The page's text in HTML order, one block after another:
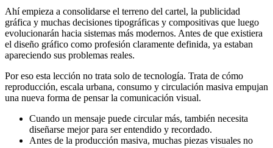
Ahí empieza a consolidarse el terreno del cartel, la publicidad
gráfica y muchas decisiones tipográficas y compositivas que luego
evolucionarán hacia sistemas más modernos. Antes de que existiera
el diseño gráfico como profesión claramente definida, ya estaban
apareciendo sus problemas reales.
Por eso esta lección no trata solo de tecnología. Trata de cómo
reproducción, escala urbana, consumo y circulación masiva empujan
una nueva forma de pensar la comunicación visual.
Cuando un mensaje puede circular más, también necesita
diseñarse mejor para ser entendido y recordado.
Antes de la producción masiva, muchas piezas visuales no